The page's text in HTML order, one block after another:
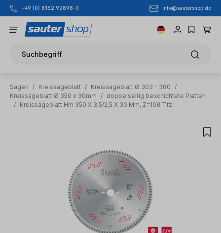
Zum Hauptinhalt springen
+49 (0) 8152 92898-0 info@sautershop.de
Suchbegriff
Sägen / Kreissägeblatt / Kreissägeblatt Ø 303 - 380
/
Kreissägeblatt Ø 350 x 30mm
/ doppelseitig beschichtete Platten
/ Kreissägeblatt Hm 350 X 3,5/2,5 X 30 Mm, Z=108 Tfz